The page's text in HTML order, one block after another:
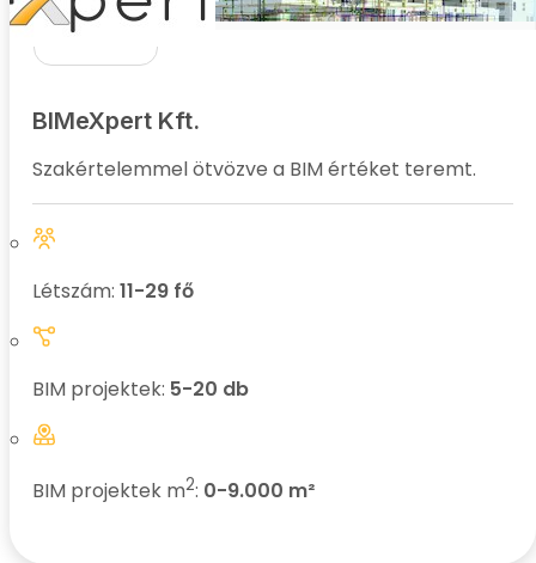
BIMeXpert Kft.
Szakértelemmel ötvözve a BIM értéket teremt.
Létszám:11-29 fő
BIM projektek: 5-20 db
BIM projektek m2: 0-9.000 m²